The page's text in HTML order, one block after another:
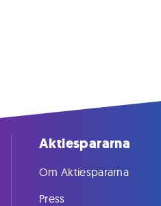
Aktiespararna
Om Aktiespararna
Press